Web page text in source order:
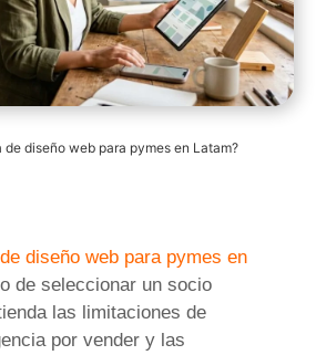
diseño web para pymes en Latam?
diseño web para pymes en
de seleccionar un socio
las limitaciones de
por vender y las